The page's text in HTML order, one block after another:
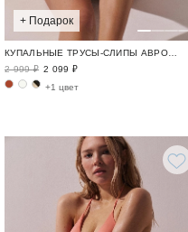
+ Подарок
КУПАЛЬНЫЕ ТРУСЫ-СЛИПЫ АВРОРА / SWIM BASE
2 999 ₽ 2 099 ₽
+1 цвет